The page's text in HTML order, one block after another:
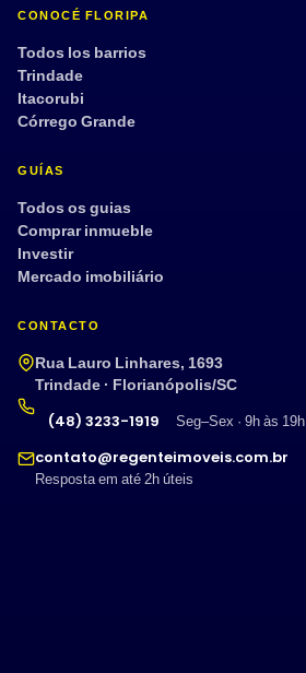
CONOCÉ FLORIPA
Todos los barrios
Trindade
Itacorubi
Córrego Grande
GUÍAS
Todos os guias
Comprar inmueble
Investir
Mercado imobiliário
CONTACTO
Rua Lauro Linhares, 1693
Trindade · Florianópolis/SC
(48) 3233-1919
Seg–Sex · 9h às 19h
contato@regenteimoveis.com.br
Resposta em até 2h úteis